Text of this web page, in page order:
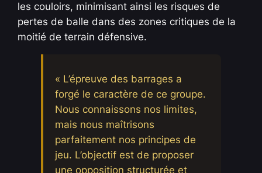
les couloirs, minimisant ainsi les risques de
pertes de balle dans des zones critiques de la
moitié de terrain défensive.
« L’épreuve des barrages a
forgé le caractère de ce groupe.
Nous connaissons nos limites,
mais nous maîtrisons
parfaitement nos principes de
jeu. L’objectif est de proposer
une opposition structurée et